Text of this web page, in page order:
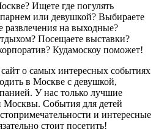
Ищете где погулять
парнем или девушкой? Выбираете
развлечения на выходные?
Посещаете выставки?
Кудамоскоу поможет!
о самых интересных событиях
в Москве с девушкой,
У нас только лучшие
Москвы. События для детей
и интересные
стоит посетить!